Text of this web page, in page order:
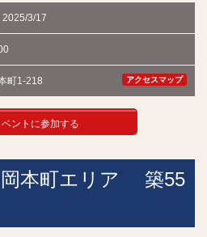
3/17
町1-218 アクセスマップ
ントに参加する
本町エリア
築55